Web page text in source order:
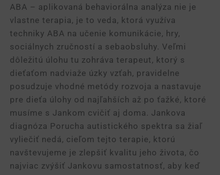
ABA – aplikovaná behaviorálna analýza nie je
vlastne terapia, je to veda, ktorá využíva
techniky ABA na učenie komunikácie, hry,
sociálnych zručností a sebaobsluhy. Veľmi
dôležitú úlohu tu zohráva terapeut, ktorý s
dieťaťom nadviaže úzky vzťah, pravidelne
posudzuje vhodné metódy rozvoja a nastavuje
pre dieťa úlohy od najľahších až po ťažké, ktoré
musíme s Jankom cvičiť aj doma. Jankova
diagnóza Porucha autistického spektra sa žiaľ
vyliečiť nedá, cieľom tejto terapie, ktorú
navštevujeme je zlepšiť kvalitu jeho života, čo
najviac zvýšiť Jankovu samostatnosť, aby keď